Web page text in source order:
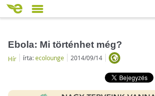
Ebola: Mi történhet még?
Hír írta:ecolounge 2014/09/14